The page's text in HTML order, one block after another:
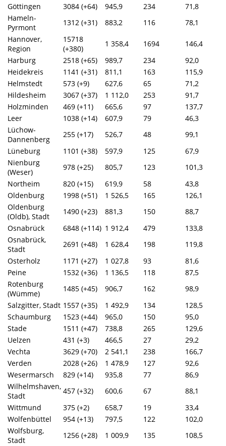
Göttingen
3084 (+64) 945,9 234
71,8
Hameln-
Pyrmont
1312 (+31) 883,2 116
78,1
Hannover,
Region
15718
(+380)
1 358,4 1694
146,4
Harburg
2518 (+65) 989,7 234
92,0
Heidekreis
1141 (+31) 811,1 163
115,9
Helmstedt
573 (+9) 627,6 65
71,2
Hildesheim
3067 (+37) 1 112,0 253
91,7
Holzminden
469 (+11) 665,6 97
137,7
Leer
1038 (+14) 607,9 79
46,3
Lüchow-
Dannenberg
255 (+17) 526,7 48
99,1
Lüneburg
1101 (+38) 597,9 125
67,9
Nienburg
(Weser)
978 (+25) 805,7 123
101,3
Northeim
820 (+15) 619,9 58
43,8
Oldenburg
1998 (+51) 1 526,5 165
126,1
Oldenburg
(Oldb), Stadt
1490 (+23) 881,3 150
88,7
Osnabrück
6848 (+114) 1 912,4 479
133,8
Osnabrück,
Stadt
2691 (+48) 1 628,4 198
119,8
Osterholz
1171 (+27) 1 027,8 93
81,6
Peine
1532 (+36) 1 136,5 118
87,5
Rotenburg
(Wümme)
1485 (+45) 906,7 162
98,9
Salzgitter, Stadt 1557 (+35) 1 492,9 134
128,5
Schaumburg
1523 (+44) 965,0 150
95,0
Stade
1511 (+47) 738,8 265
129,6
Uelzen
431 (+3) 466,5 27
29,2
Vechta
3629 (+70) 2 541,1 238
166,7
Verden
2028 (+26) 1 478,9 127
92,6
Wesermarsch
829 (+14) 935,8 77
86,9
Wilhelmshaven,
Stadt
457 (+32) 600,6 67
88,1
Wittmund
375 (+2) 658,7 19
33,4
Wolfenbüttel
954 (+13) 797,5 122
102,0
Wolfsburg,
Stadt
1256 (+28) 1 009,9 135
108,5